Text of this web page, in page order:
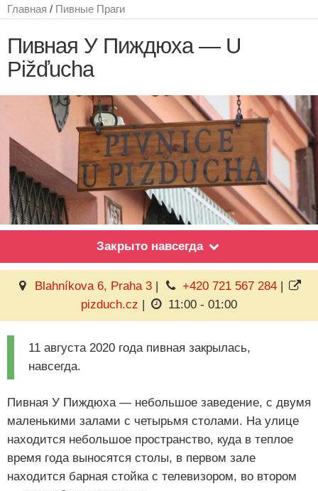
Главная / Пивные Праги
Пивная У Пиждюха — U
Pižďucha
Закрыто навсегда
Blahníkova 6, Praha 3 | +420 721 567 284|
pizduch.cz | 11:00 - 01:00
11 августа 2020 года пивная закрылась,
навсегда.
Пивная У Пиждюха — небольшое заведение, с двумя
маленькими залами с четырьмя столами. На улице
находится небольшое пространство, куда в теплое
время года выносятся столы, в первом зале
находится барная стойка с телевизором, во втором